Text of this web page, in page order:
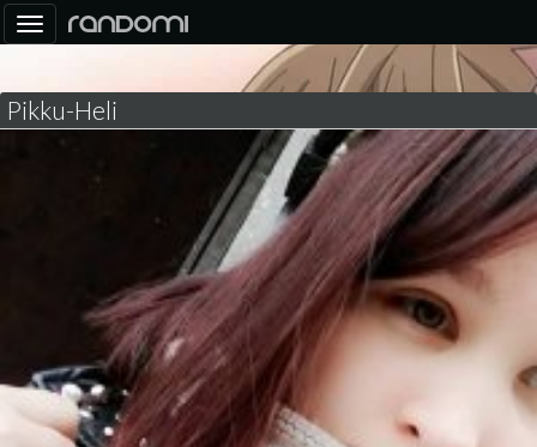
Toggle
navigation
Pikku-Heli